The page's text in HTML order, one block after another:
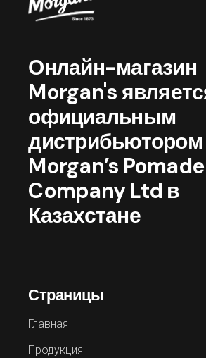
Онлайн-магазин
Morgan's
официальным
дистрибьютором
Morgan’s Pomade
Company Ltd в
Казахстане
Страницы
Главная
Продукция